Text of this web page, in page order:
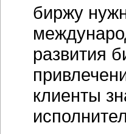
биржу
развития
клиенты